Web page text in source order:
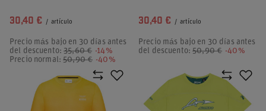
30,40 € / artículo
Precio más bajo en 30 días antes
del descuento:35,60 € -14%
Precio normal:50,90 € -40%
30,40 € / artículo
Precio más bajo en 30 días antes
del descuento:50,90 € -40%